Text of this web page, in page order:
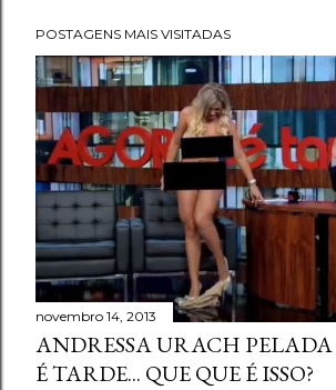
POSTAGENS MAIS VISITADAS
novembro 14, 2013
ANDRESSA URACH
É TARDE... QUE QUE É ISSO?